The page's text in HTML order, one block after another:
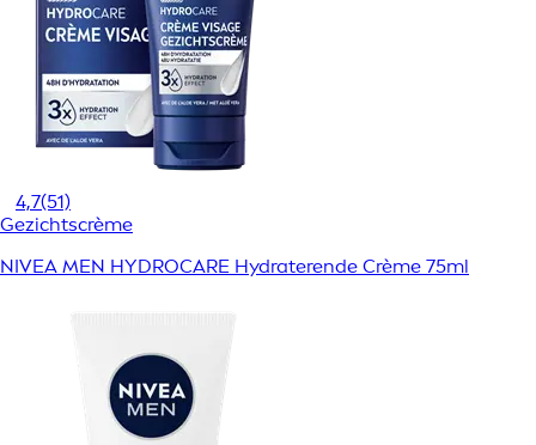
4,7(51)
Gezichtscrème
NIVEA MEN HYDROCARE Hydraterende Crème 75ml